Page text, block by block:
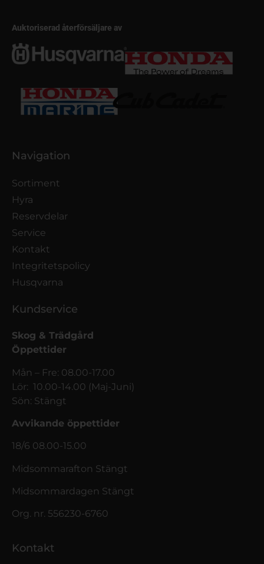
Auktoriserad återförsäljare av
Navigation
Sortiment
Hyra
Reservdelar
Service
Kontakt
Integritetspolicy
Husqvarna
Kundservice
Skog & Trädgård
Öppettider
Mån – Fre: 08.00-17.00
Lör: 10.00-14.00 (Maj-Juni)
Sön: Stängt
Avvikande öppettider
18/6 08.00-15.00
Midsommarafton Stängt
Midsommardagen Stängt
Org. nr. 556230-6760
Kontakt